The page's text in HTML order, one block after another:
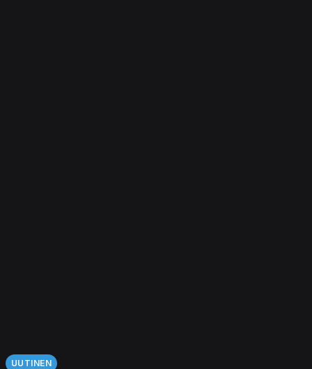
UUTINEN